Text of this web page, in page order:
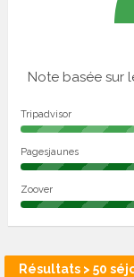
Note basée sur
Tripadvisor
Pagesjaunes
Zoover
Résultats > 50